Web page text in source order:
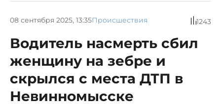
08 сентября 2025, 13:35Происшествия 1243
Водитель насмерть сбил
женщину на зебре и
скрылся с места ДТП в
Невинномысске